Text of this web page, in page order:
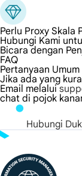
Perlu Proxy Skala
Hubungi Kami
Bicara dengan
FAQ
Pertanyaan Umum
Jika ada yang
Email melalui
chat di pojok
Hubungi